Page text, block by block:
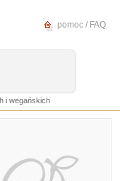
pomoc / FAQ
i wegańskich